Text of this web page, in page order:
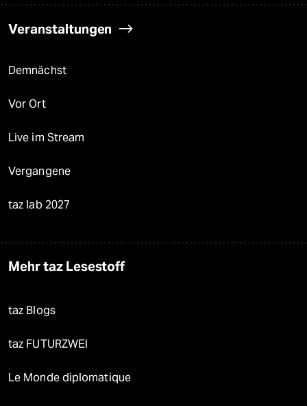
Veranstaltungen
Demnächst
Vor Ort
Live im Stream
Vergangene
taz lab 2027
Mehr taz Lesestoff
taz Blogs
taz FUTURZWEI
Le Monde diplomatique